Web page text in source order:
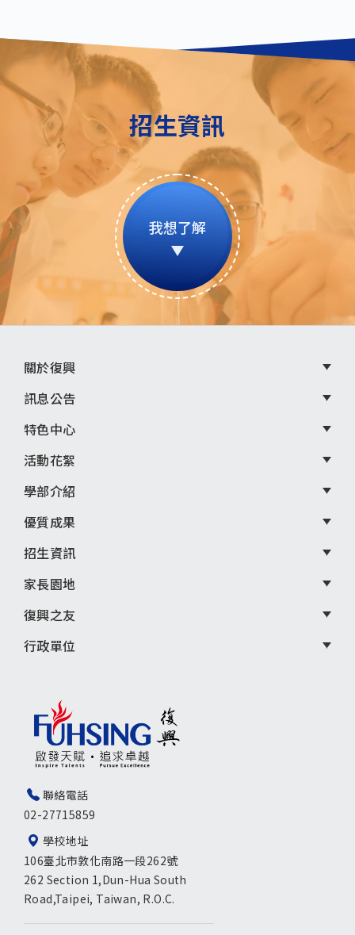
招生資訊
我想了解
聯絡電話
02-27715859
學校地址
106臺北市敦化南路一段262號
262 Section 1,Dun-Hua South
Road,Taipei, Taiwan, R.O.C.
頁
尾
選
單
關於復興
訊息公告
特色中心
活動花絮
學部介紹
優質成果
招生資訊
家長園地
復興之友
行政單位